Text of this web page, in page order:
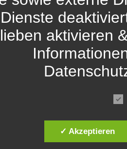
aktivieren
✓ Akzeptieren